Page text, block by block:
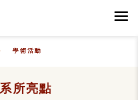
學術活動
系所亮點